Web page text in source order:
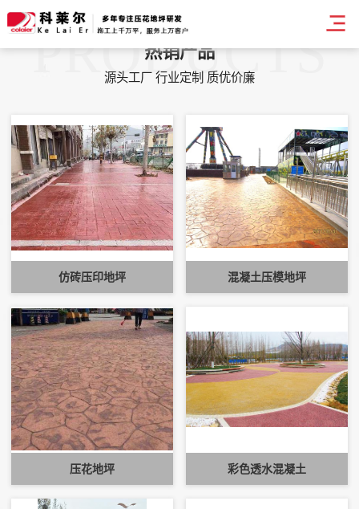
PRODUCTS
热销产品
源头工厂 行业定制 质优价廉
仿砖压印地坪 混凝土压模地坪
压花地坪 彩色透水混凝土